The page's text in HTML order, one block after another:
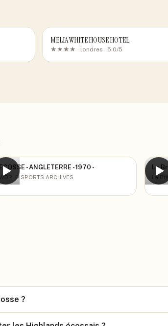
MELIA WHITE HOUSE HOTEL
★★★★ · londres · 5.0/5
▶
ECOSSE - ANGLETERRE - 1970 -
WORLD SPORTS ARCHIVES
▶
La
La
?